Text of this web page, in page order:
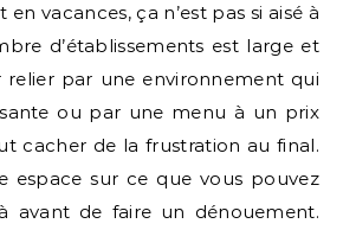
vacances, ça n’est pas si aisé à
d’établissements est large et
relier par une environnement qui
ou par une menu à un prix
cacher de la frustration au final.
espace sur ce que vous pouvez
avant de faire un dénouement.